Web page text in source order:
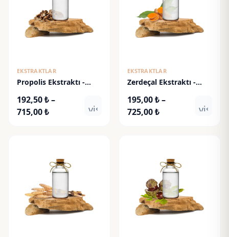
EKSTRAKTLAR
Propolis Ekstraktı -
192,50₺–
715,00₺Fiyat
715,00 ₺
visibility
EKSTRAKTLAR
Zerdeçal Ekstraktı -
195,00₺–
725,00₺Fiyat
725,00 ₺